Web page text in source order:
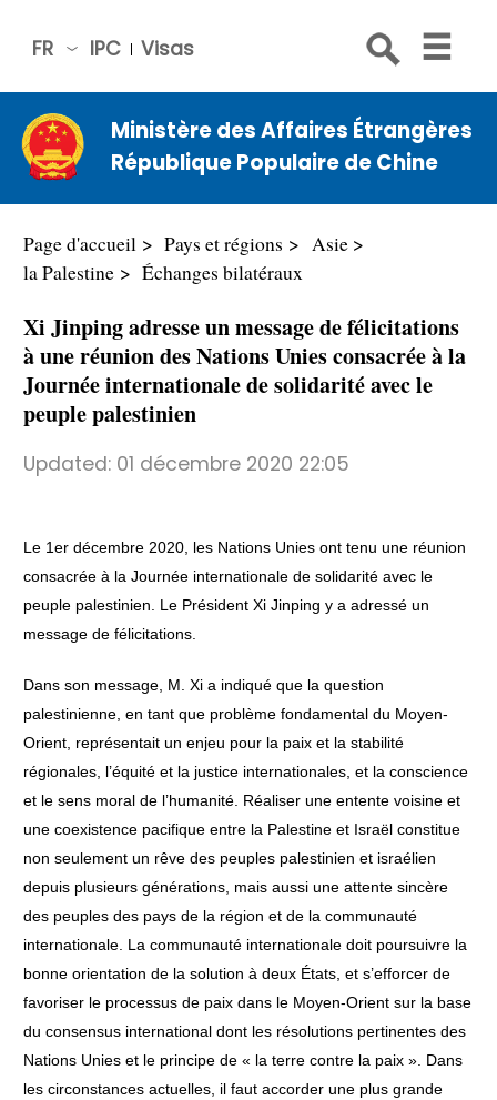
IPC Visas
FR
中文
Engli
sh
Русс
Espa
عربي
Ministère des Affaires Étrangères
République Populaire de Chine
Page d'accueil Pays et régions
Asie
la Palestine
Échanges bilatéraux
Xi Jinping adresse un message de félicitations
à une réunion des Nations Unies consacrée à la
Journée internationale de solidarité avec le
peuple palestinien
Updated: 01 décembre 2020 22:05
Le 1er décembre 2020, les Nations Unies ont tenu une réunion
consacrée à la Journée internationale de solidarité avec le
peuple palestinien. Le Président Xi Jinping y a adressé un
message de félicitations.
Dans son message, M. Xi a indiqué que la question
palestinienne, en tant que problème fondamental du Moyen-
Orient, représentait un enjeu pour la paix et la stabilité
régionales, l’équité et la justice internationales, et la conscience
et le sens moral de l’humanité. Réaliser une entente voisine et
une coexistence pacifique entre la Palestine et Israël constitue
non seulement un rêve des peuples palestinien et israélien
depuis plusieurs générations, mais aussi une attente sincère
des peuples des pays de la région et de la communauté
internationale. La communauté internationale doit poursuivre la
bonne orientation de la solution à deux États, et s’efforcer de
favoriser le processus de paix dans le Moyen-Orient sur la base
du consensus international dont les résolutions pertinentes des
Nations Unies et le principe de « la terre contre la paix ». Dans
les circonstances actuelles, il faut accorder une plus grande